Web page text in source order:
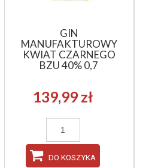
GIN
MANUFAKTUROWY
KWIAT CZARNEGO
BZU 40% 0,7
139,99 zł
DO KOSZYKA